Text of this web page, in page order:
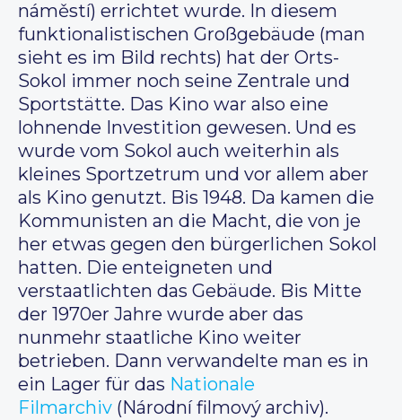
náměstí) errichtet wurde. In diesem
funktionalistischen Großgebäude (man
sieht es im Bild rechts) hat der Orts-
Sokol immer noch seine Zentrale und
Sportstätte. Das Kino war also eine
lohnende Investition gewesen. Und es
wurde vom Sokol auch weiterhin als
kleines Sportzetrum und vor allem aber
als Kino genutzt. Bis 1948. Da kamen die
Kommunisten an die Macht, die von je
her etwas gegen den bürgerlichen Sokol
hatten. Die enteigneten und
verstaatlichten das Gebäude. Bis Mitte
der 1970er Jahre wurde aber das
nunmehr staatliche Kino weiter
betrieben. Dann verwandelte man es in
ein Lager für das Nationale
Filmarchiv (Národní filmový archiv).